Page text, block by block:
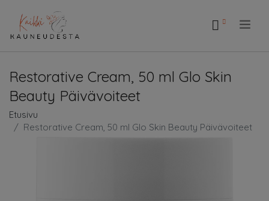
Restorative Cream, 50 ml Glo Skin
Beauty Päivävoiteet
Etusivu
Restorative Cream, 50 ml Glo Skin Beauty Päivävoiteet